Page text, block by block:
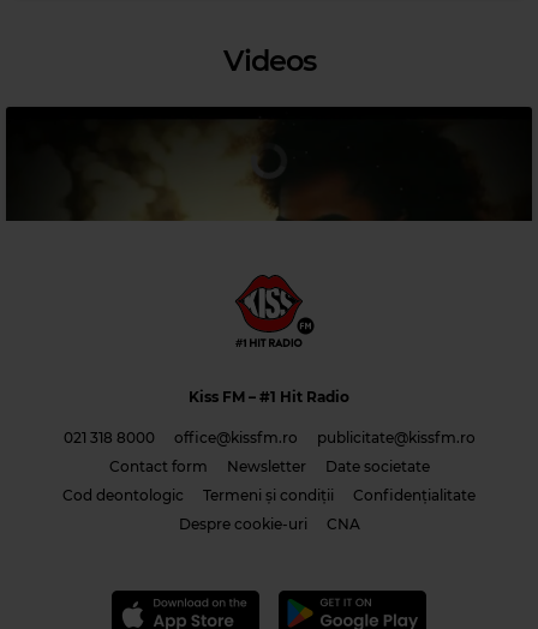
ROBBIE NEVIL–C'EST LA VIE
Videos
Costi & Adrian Saguna & Benzol – Solo tu -1
Kiss FM – #1 Hit Radio
021 318 8000 office@kissfm.ro
publicitate@kissfm.ro
Contact form
Newsletter
Date societate
Cod deontologic
Termeni și condiții
Confidențialitate
Despre cookie-uri
CNA